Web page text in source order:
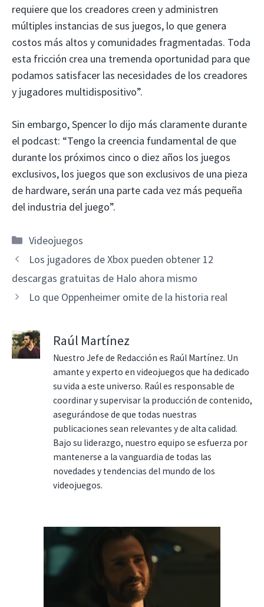
requiere que los creadores creen y administren
múltiples instancias de sus juegos, lo que genera
costos más altos y comunidades fragmentadas. Toda
esta fricción crea una tremenda oportunidad para que
podamos satisfacer las necesidades de los creadores
y jugadores multidispositivo”.
Sin embargo, Spencer lo dijo más claramente durante
el podcast: “Tengo la creencia fundamental de que
durante los próximos cinco o diez años los juegos
exclusivos, los juegos que son exclusivos de una pieza
de hardware, serán una parte cada vez más pequeña
del industria del juego”.
Categorías
Videojuegos
Los jugadores de Xbox pueden obtener 12
descargas gratuitas de Halo ahora mismo
Lo que Oppenheimer omite de la historia real
Raúl Martínez
Nuestro Jefe de Redacción es Raúl Martínez. Un
amante y experto en videojuegos que ha dedicado
su vida a este universo. Raúl es responsable de
coordinar y supervisar la producción de contenido,
asegurándose de que todas nuestras
publicaciones sean relevantes y de alta calidad.
Bajo su liderazgo, nuestro equipo se esfuerza por
mantenerse a la vanguardia de todas las
novedades y tendencias del mundo de los
videojuegos.